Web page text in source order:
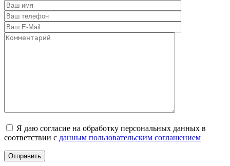
Я даю согласие на обработку персональных данных в
соответствии с данным пользовательским соглашением
Отправить